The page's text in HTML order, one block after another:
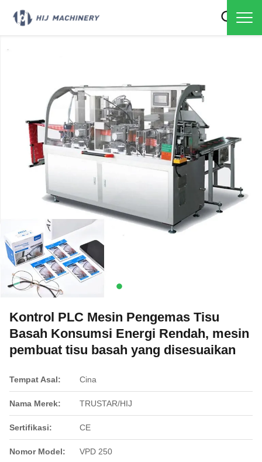
Kontrol PLC Mesin Pengemas Tisu
Basah Konsumsi Energi Rendah, mesin
pembuat tisu basah yang disesuaikan
Tempat Asal: Cina
Nama Merek: TRUSTAR/HIJ
Sertifikasi: CE
Nomor Model: VPD 250